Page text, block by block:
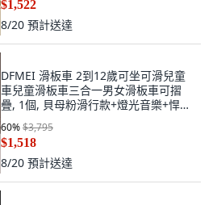
$1,522
8/20 預計送達
DFMEI 滑板車 2到12歲可坐可滑兒童
車兒童滑板車三合一男女滑板車可摺
疊, 1個, 貝母粉滑行款+燈光音樂+悍馬
60%$3,795
$1,518
8/20 預計送達